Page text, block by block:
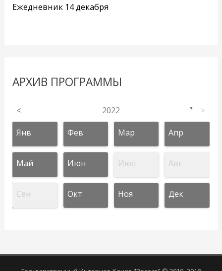
Ежедневник 14 декабря
АРХИВ ПРОГРАММЫ
< 2022 ▼ >
Янв Фев Мар Апр
Май Июн Июл Авг
Сен Окт Ноя Дек